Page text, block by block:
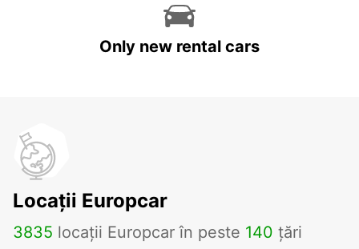
Only new rental cars
Locații Europcar
3835 locații Europcar în peste 140 țări